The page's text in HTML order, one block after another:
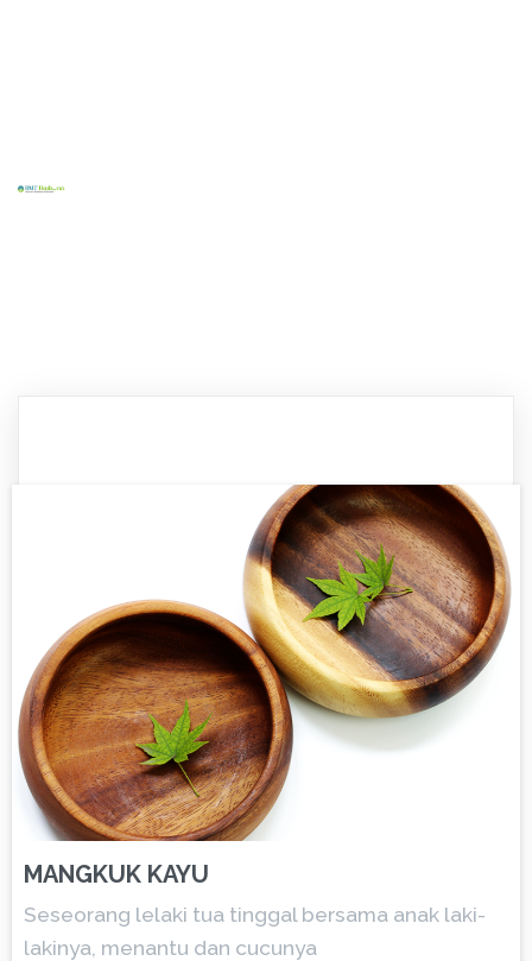
MANGKUK KAYU
Seseorang lelaki tua tinggal bersama anak laki-
lakinya, menantu dan cucunya